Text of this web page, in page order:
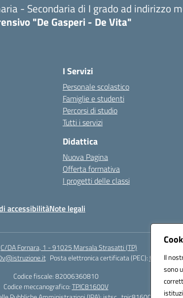
Il
sono
- Secondaria di I grado ad indirizzo
"De Gasperi - De Vita"
I Servizi
Personale scolastico
Famiglie e studenti
Percorsi di studio
Tutti i servizi
Didattica
Nuova Pagina
Offerta formativa
I progetti delle classi
accessibilitàNote legali
C/DA Fornara, 1 - 91025 Marsala Strasatti (TP)
Posta elettronica certificata (PEC):
Codice fiscale: 82006360810
Codice meccanografico:TPIC81600V